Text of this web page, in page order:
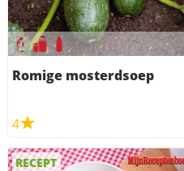
Romige mosterdsoep
4
RECEPT